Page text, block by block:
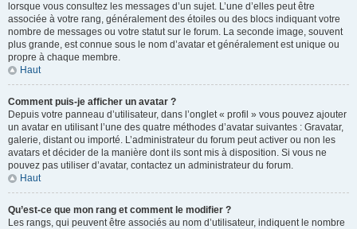
lorsque vous consultez les messages d’un sujet. L’une d’elles peut être
associée à votre rang, généralement des étoiles ou des blocs indiquant votre
nombre de messages ou votre statut sur le forum. La seconde image, souvent
plus grande, est connue sous le nom d’avatar et généralement est unique ou
propre à chaque membre.
Haut
Comment puis-je afficher un avatar ?
Depuis votre panneau d’utilisateur, dans l’onglet « profil » vous pouvez ajouter
un avatar en utilisant l’une des quatre méthodes d’avatar suivantes : Gravatar,
galerie, distant ou importé. L’administrateur du forum peut activer ou non les
avatars et décider de la manière dont ils sont mis à disposition. Si vous ne
pouvez pas utiliser d’avatar, contactez un administrateur du forum.
Haut
Qu’est-ce que mon rang et comment le modifier ?
Les rangs, qui peuvent être associés au nom d’utilisateur, indiquent le nombre